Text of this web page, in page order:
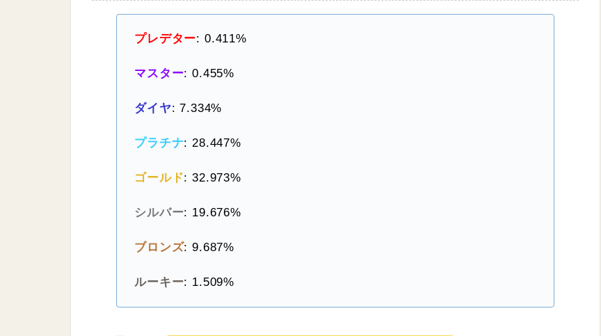
プレデター: 0.411%
マスター: 0.455%
ダイヤ: 7.334%
プラチナ: 28.447%
ゴールド: 32.973%
シルバー: 19.676%
ブロンズ: 9.687%
ルーキー: 1.509%